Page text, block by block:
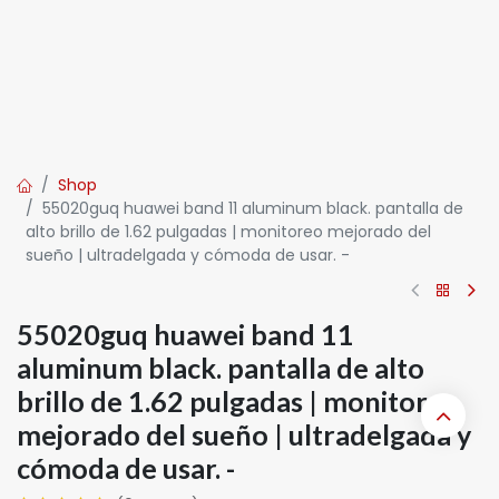
Shop
55020guq huawei band 11 aluminum black. pantalla de
alto brillo de 1.62 pulgadas | monitoreo mejorado del
sueño | ultradelgada y cómoda de usar. -
55020guq huawei band 11
aluminum black. pantalla de alto
brillo de 1.62 pulgadas | monitoreo
mejorado del sueño | ultradelgada y
cómoda de usar. -